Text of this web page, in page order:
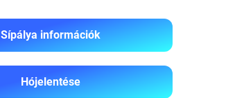
Sípálya információk
Hójelentése